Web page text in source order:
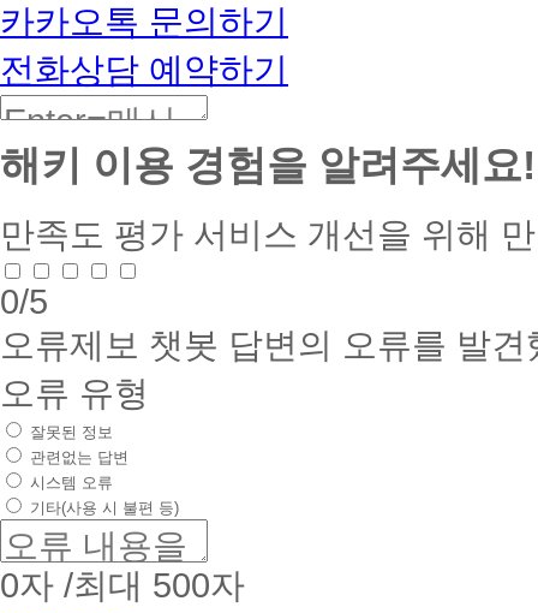
카카오톡 문의하기
전화상담 예약하기
해키 이용 경험을 알려주세요!
만족도 평가 서비스 개선을 위해
0/5
오류제보 챗봇 답변의 오류를 발
오류 유형
잘못된 정보
관련없는 답변
시스템 오류
기타(사용 시 불편 등)
0자 /최대 500자